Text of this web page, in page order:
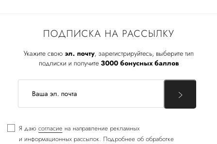
ПОДПИСКА НА РАССЫЛКУ
Укажите свою эл. почту, зарегистрируйтесь, выберите тип
подписки и получите 3000 бонусных баллов
Я даю согласие на направление рекламных
и информационных рассылок. Подробнее об обработке